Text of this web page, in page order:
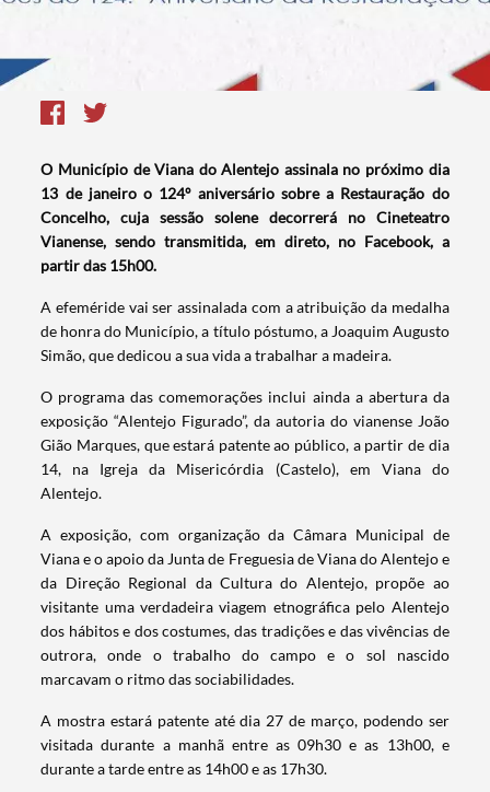
O Município de Viana do Alentejo assinala no próximo dia
13 de janeiro o 124º aniversário sobre a Restauração do
Concelho, cuja sessão solene decorrerá no Cineteatro
Vianense, sendo transmitida, em direto, no Facebook, a
partir das 15h00.
A efeméride vai ser assinalada com a atribuição da medalha
de honra do Município, a título póstumo, a Joaquim Augusto
Simão, que dedicou a sua vida a trabalhar a madeira.
O programa das comemorações inclui ainda a abertura da
exposição “Alentejo Figurado”, da autoria do vianense João
Gião Marques, que estará patente ao público, a partir de dia
14, na Igreja da Misericórdia (Castelo), em Viana do
Alentejo.
A exposição, com organização da Câmara Municipal de
Viana e o apoio da Junta de Freguesia de Viana do Alentejo e
da Direção Regional da Cultura do Alentejo, propõe ao
visitante uma verdadeira viagem etnográfica pelo Alentejo
dos hábitos e dos costumes, das tradições e das vivências de
outrora, onde o trabalho do campo e o sol nascido
marcavam o ritmo das sociabilidades.
A mostra estará patente até dia 27 de março, podendo ser
visitada durante a manhã entre as 09h30 e as 13h00, e
durante a tarde entre as 14h00 e as 17h30.